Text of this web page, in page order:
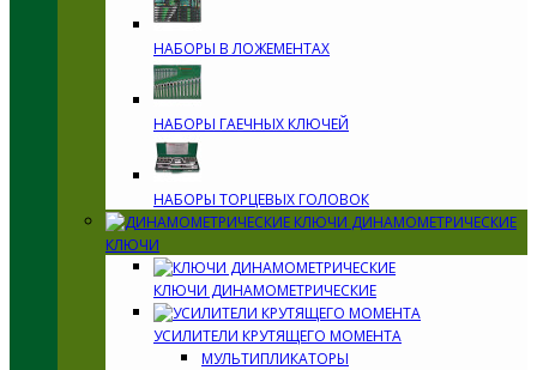
НАБОРЫ В ЛОЖЕМЕНТАХ
НАБОРЫ ГАЕЧНЫХ КЛЮЧЕЙ
НАБОРЫ ТОРЦЕВЫХ ГОЛОВОК
ДИНАМОМЕТРИЧЕСКИЕ
КЛЮЧИ
КЛЮЧИ ДИНАМОМЕТРИЧЕСКИЕ
УСИЛИТЕЛИ КРУТЯЩЕГО МОМЕНТА
МУЛЬТИПЛИКАТОРЫ